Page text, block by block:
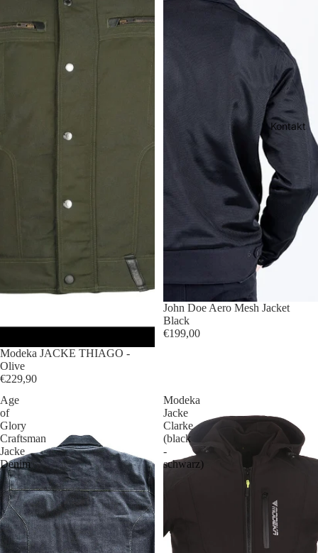
Kontakt
Modeka JACKE THIAGO -
Olive
€229,90
John Doe Aero Mesh Jacket
Black
€199,00
Age
of
Glory
Craftsman
Jacke
Denim
Modeka
Jacke
Clarke
(black
-
schwarz)